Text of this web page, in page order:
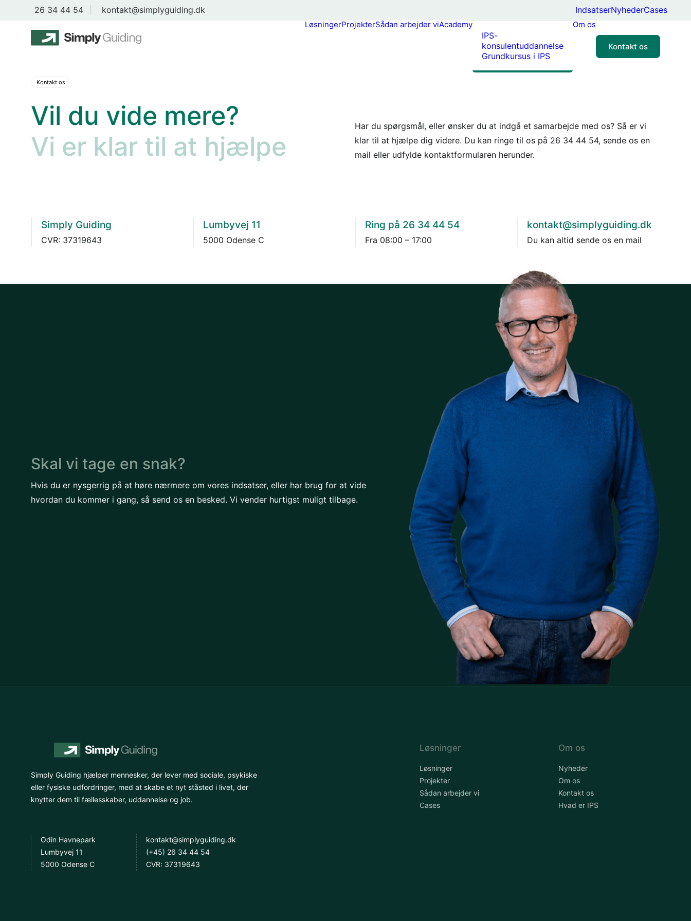
26 34 44 54 kontakt@simplyguiding.dk IndsatserNyhederCases
LøsningerProjekterSådan arbejder viAcademy
IPS-
konsulentuddannelse
Grundkursus i IPS
Om os
Kontakt os
Kontakt os
Vil du vide mere?
Vi er klar til at hjælpe
Har du spørgsmål, eller ønsker du at indgå et samarbejde med os? Så er vi
klar til at hjælpe dig videre. Du kan ringe til os på 26 34 44 54, sende os en
mail eller udfylde kontaktformularen herunder.
Simply Guiding
CVR: 37319643
Lumbyvej 11
5000 Odense C
Ring på 26 34 44 54
Fra 08:00 – 17:00
kontakt@simplyguiding.dk
Du kan altid sende os en mail
Skal vi tage en snak?
Hvis du er nysgerrig på at høre nærmere om vores indsatser, eller har brug for at vide
hvordan du kommer i gang, så send os en besked. Vi vender hurtigst muligt tilbage.
Simply Guiding hjælper mennesker, der lever med sociale, psykiske
eller fysiske udfordringer, med at skabe et nyt ståsted i livet, der
knytter dem til fællesskaber, uddannelse og job.
Odin Havnepark
Lumbyvej 11
5000 Odense C
kontakt@simplyguiding.dk
(+45) 26 34 44 54
CVR: 37319643
Løsninger
Løsninger
Projekter
Sådan arbejder vi
Cases
Om os
Nyheder
Om os
Kontakt os
Hvad er IPS